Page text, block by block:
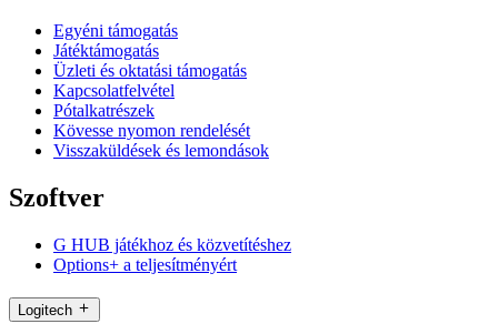
Egyéni támogatás
Játéktámogatás
Üzleti és oktatási támogatás
Kapcsolatfelvétel
Pótalkatrészek
Kövesse nyomon rendelését
Visszaküldések és lemondások
Szoftver
G HUB játékhoz és közvetítéshez
Options+ a teljesítményért
Logitech